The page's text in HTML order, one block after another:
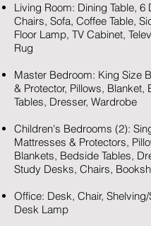
Living Room: Dining Table, 6
Chairs, Sofa, Coffee Table,
Floor Lamp, TV Cabinet,
Rug
Master Bedroom: King Size
& Protector, Pillows, Blanket,
Tables, Dresser, Wardrobe
Children's Bedrooms (2):
Mattresses & Protectors,
Blankets, Bedside Tables,
Study Desks, Chairs,
Office: Desk, Chair,
Desk Lamp